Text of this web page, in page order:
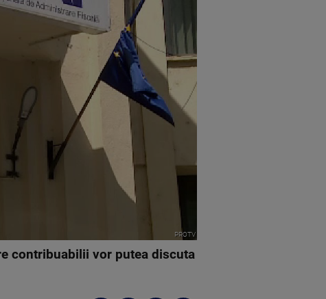
PROTV
contribuabilii vor putea discuta